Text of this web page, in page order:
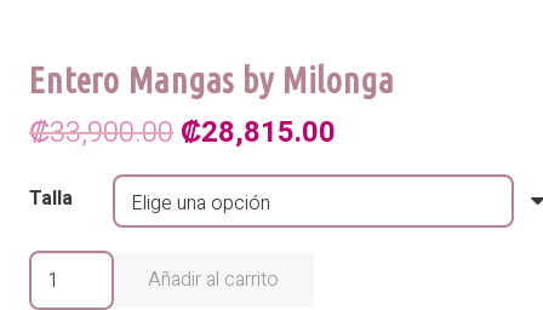
Entero Mangas by Milonga
₡33,900.00 El
precio
original
era:
₡28,815.00
precio
actual
Talla
Entero
Mangas
Añadir al carrito